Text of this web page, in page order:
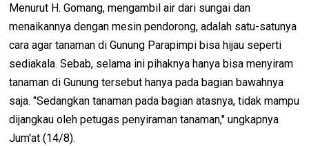
Menurut H. Gomang, mengambil air dari sungai dan
menaikannya dengan mesin pendorong, adalah satu-satunya
cara agar tanaman di Gunung Parapimpi bisa hijau seperti
sediakala. Sebab, selama ini pihaknya hanya bisa menyiram
tanaman di Gunung tersebut hanya pada bagian bawahnya
saja. "Sedangkan tanaman pada bagian atasnya, tidak mampu
dijangkau oleh petugas penyiraman tanaman," ungkapnya
Jum'at (14/8).